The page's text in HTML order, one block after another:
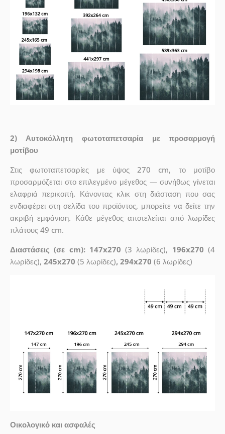
2) Αυτοκόλλητη φωτοταπετσαρία με προσαρμογή
μοτίβου
Στις φωτοταπετσαρίες με ύψος 270 cm, το μοτίβο
προσαρμόζεται στο επιλεγμένο μέγεθος — συνήθως γίνεται
ελαφριά περικοπή. Κάνοντας κλικ στη διάσταση που σας
ενδιαφέρει στη σελίδα του προϊόντος, μπορείτε να δείτε την
ακριβή εμφάνιση. Κάθε μέγεθος αποτελείται από λωρίδες
πλάτους 49 cm.
Διαστάσεις (σε cm): 147x270 (3 λωρίδες), 196x270 (4
λωρίδες), 245x270 (5 λωρίδες), 294x270 (6 λωρίδες)
Οικολογικό και ασφαλές